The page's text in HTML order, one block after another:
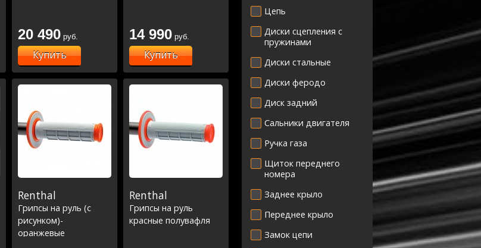
20 490 руб.
Купить
14 990 руб.
Купить
Renthal
Грипсы на руль (с
рисунком)-
оранжевые
Renthal
Грипсы на руль
красные полувафля
Цепь
Диски сцепления с
пружинами
Диски стальные
Диски феродо
Диск задний
Сальники двигателя
Ручка газа
Щиток переднего
номера
Заднее крыло
Переднее крыло
Замок цепи